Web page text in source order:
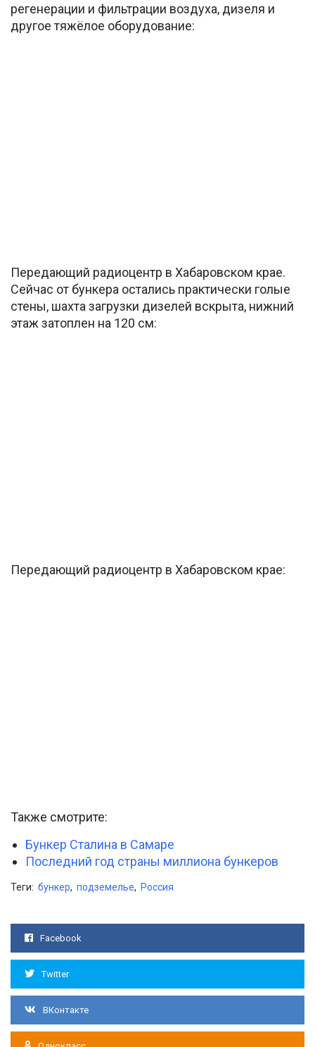
регенерации и фильтрации воздуха, дизеля и
другое тяжёлое оборудование:
Передающий радиоцентр в Хабаровском крае.
Сейчас от бункера остались практически голые
стены, шахта загрузки дизелей вскрыта, нижний
этаж затоплен на 120 см:
Передающий радиоцентр в Хабаровском крае:
Также смотрите:
Бункер Сталина в Самаре
Последний год страны миллиона бункеров
Теги: бункер, подземелье, Россия
Facebook
Twitter
ВКонтакте